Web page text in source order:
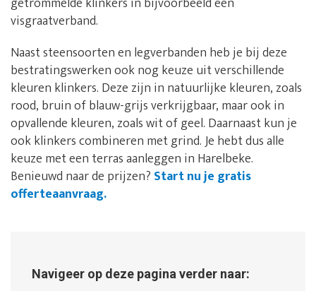
visgraatverband.
Naast steensoorten en legverbanden heb je bij deze
bestratingswerken ook nog keuze uit verschillende
kleuren klinkers. Deze zijn in natuurlijke kleuren, zoals
rood, bruin of blauw-grijs verkrijgbaar, maar ook in
opvallende kleuren, zoals wit of geel. Daarnaast kun je
ook klinkers combineren met grind. Je hebt dus alle
keuze met een terras aanleggen in Harelbeke.
Benieuwd naar de prijzen? Start nu je gratis
offerteaanvraag.
Navigeer op deze pagina verder naar: